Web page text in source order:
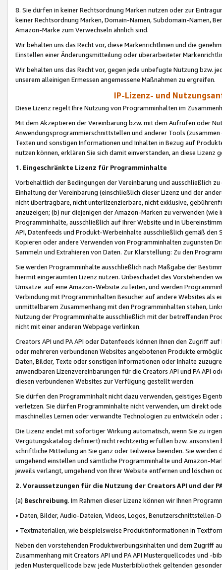
8. Sie dürfen in keiner Rechtsordnung Marken nutzen oder zur
keiner Rechtsordnung Marken, Domain-Namen, Subdomain-Namen,
Amazon-Marke zum Verwechseln ähnlich sind.
Wir behalten uns das Recht vor, diese Markenrichtlinien und die
Einstellen einer Änderungsmitteilung oder überarbeiteter
Wir behalten uns das Recht vor, gegen jede unbefugte Nutzung bzw.
unserem alleinigen Ermessen angemessene Maßnahmen zu ergreifen.
IP-Lizenz- und
Diese Lizenz regelt Ihre Nutzung von Programminhalten im
Mit dem Akzeptieren der Vereinbarung bzw. mit dem Aufrufen oder
Anwendungsprogrammierschnittstellen und anderer Tools (zusammen
Texten und sonstigen Informationen und Inhalten in Bezug auf
nutzen können, erklären Sie sich damit einverstanden, an diese Lizenz
1. Eingeschränkte Lizenz für Programminhalte
Vorbehaltlich der Bedingungen der Vereinbarung und ausschließlich
Einhaltung der Vereinbarung (einschließlich dieser Lizenz und der
nicht übertragbare, nicht unterlizenzierbare, nicht exklusive,
anzuzeigen; (b) nur diejenigen der Amazon-Marken zu verwenden
Programminhalte, ausschließlich auf Ihrer Website und in
API, Datenfeeds und Produkt-Werbeinhalte ausschließlich gemäß
Kopieren oder andere Verwenden von Programminhalten zugunsten
Sammeln und Extrahieren von Daten. Zur Klarstellung: Zu den
Sie werden Programminhalte ausschließlich nach Maßgabe der
hiermit eingeräumten Lizenz nutzen. Unbeschadet des Vorstehenden
Umsätze auf eine Amazon-Website zu leiten, und werden
Verbindung mit Programminhalten Besucher auf andere Websites als
unmittelbarem Zusammenhang mit den Programminhalten stehen,
Nutzung der Programminhalte ausschließlich mit der betreffenden
nicht mit einer anderen Webpage verlinken.
Creators API und PA API oder Datenfeeds können Ihnen den Zugriff
oder mehreren verbundenen Websites angebotenen Produkte
Daten, Bilder, Texte oder sonstigen Informationen oder Inhalte
anwendbaren Lizenzvereinbarungen für die Creators API und PA API
diesen verbundenen Websites zur Verfügung gestellt werden.
Sie dürfen den Programminhalt nicht dazu verwenden, geistiges
verletzen. Sie dürfen Programminhalte nicht verwenden, um direkt
maschinelles Lernen oder verwandte Technologien zu entwickeln
Die Lizenz endet mit sofortiger Wirkung automatisch, wenn Sie zu
Vergütungskatalog definiert) nicht rechtzeitig erfüllen bzw. ansonsten
schriftliche Mitteilung an Sie ganz oder teilweise beenden. Sie werden
umgehend einstellen und sämtliche Programminhalte und Amazon-
jeweils verlangt, umgehend von Ihrer Website entfernen und löschen
2. Voraussetzungen für die Nutzung der Creators API und der
(a) Beschreibung. Im Rahmen dieser Lizenz können wir Ihnen
• Daten, Bilder, Audio-Dateien, Videos, Logos, Benutzerschnittstellen-
• Textmaterialien, wie beispielsweise Produktinformationen in
Neben den vorstehenden Produktwerbungsinhalten und dem Zugriff
Zusammenhang mit Creators API und PA API Musterquellcodes und
jeden Musterquellcode bzw. jede Musterbibliothek geltenden